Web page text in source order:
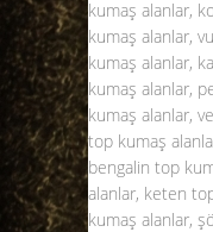
kumaş alanlar,
kumaş alanlar,
kumaş alanlar,
kumaş alanlar,
kumaş alanlar,
top kumaş
bengalin top
alanlar, keten
kumaş alanlar,